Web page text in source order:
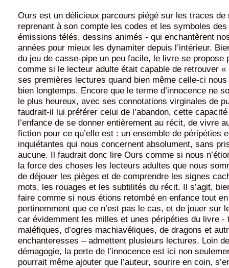
Ours est un délicieux parcours piégé sur les traces de
reprenant à son compte les codes et les symboles
émissions télés, dessins animés - qui enchantèrent
années pour mieux les dynamiter depuis l’intérieur.
du jeu de casse-pipe un peu facile, le livre se propose
comme si le lecteur adulte était capable de retrouver «
ses premières lectures quand bien même celle-ci
bien longtemps. Encore que le terme d’innocence ne
le plus heureux, avec ses connotations virginales de
faudrait-il lui préférer celui de l’abandon, cette
l’enfance de se donner entièrement au récit, de vivre
fiction pour ce qu’elle est : un ensemble de péripéties
inquiétantes qui nous concernent absolument, sans
aucune. Il faudrait donc lire Ours comme si nous
la force des choses les lecteurs adultes que nous
de déjouer les pièges et de comprendre les signes
mots, les rouages et les subtilités du récit. Il s’agit,
faire comme si nous étions retombé en enfance tout
pertinemment que ce n’est pas le cas, et de jouer sur
car évidemment les milles et unes péripéties du livre -
maléfiques, d’ogres machiavéliques, de dragons et
enchanteresses – admettent plusieurs lectures. Loin
démagogie, la perte de l’innocence est ici non
pourrait même ajouter que l’auteur, sourire en coin,